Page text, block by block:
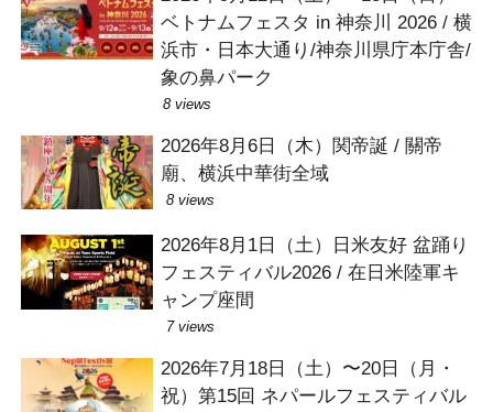
ベトナムフェスタ in 神奈川 2026 / 横
浜市・日本大通り/神奈川県庁本庁舎/
象の鼻パーク
8 views
2026年8月6日（木）関帝誕 / 關帝
廟、横浜中華街全域
8 views
2026年8月1日（土）日米友好 盆踊り
フェスティバル2026 / 在日米陸軍キ
ャンプ座間
7 views
2026年7月18日（土）〜20日（月・
祝）第15回 ネパールフェスティバル